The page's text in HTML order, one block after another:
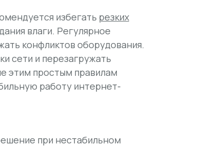
избегать резких
влаги. Регулярное
конфликтов оборудования.
сети и перезагружать
этим простым правилам
работу интернет-
при нестабильном